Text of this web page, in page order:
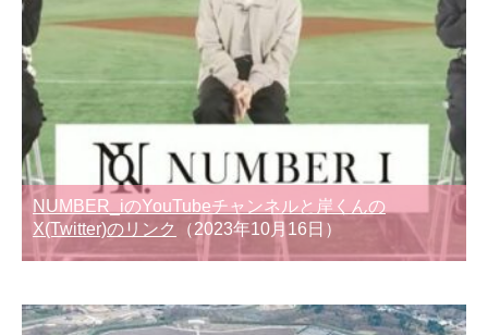
NUMBER_iのYouTubeチャンネルと岸くんの
X(Twitter)のリンク
（2023年10月16日）